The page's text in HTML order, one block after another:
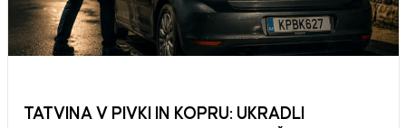
TATVINA V PIVKI IN KOPRU: UKRADLI